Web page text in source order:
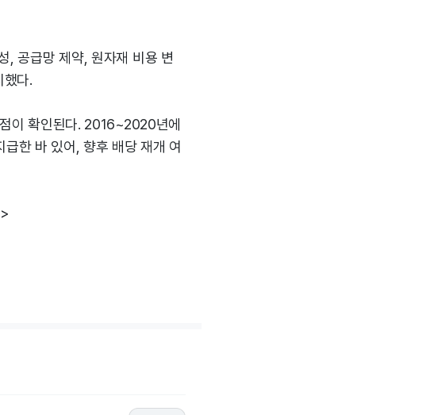
, 공급망 제약, 원자재 비용 변
했다.
이 확인된다. 2016~2020년에
한 바 있어, 향후 배당 재개 여